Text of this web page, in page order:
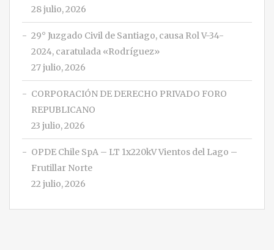
28 julio, 2026
29° Juzgado Civil de Santiago, causa Rol V-34-
2024, caratulada «Rodríguez»
27 julio, 2026
CORPORACIÓN DE DERECHO PRIVADO FORO
REPUBLICANO
23 julio, 2026
OPDE Chile SpA – LT 1x220kV Vientos del Lago –
Frutillar Norte
22 julio, 2026